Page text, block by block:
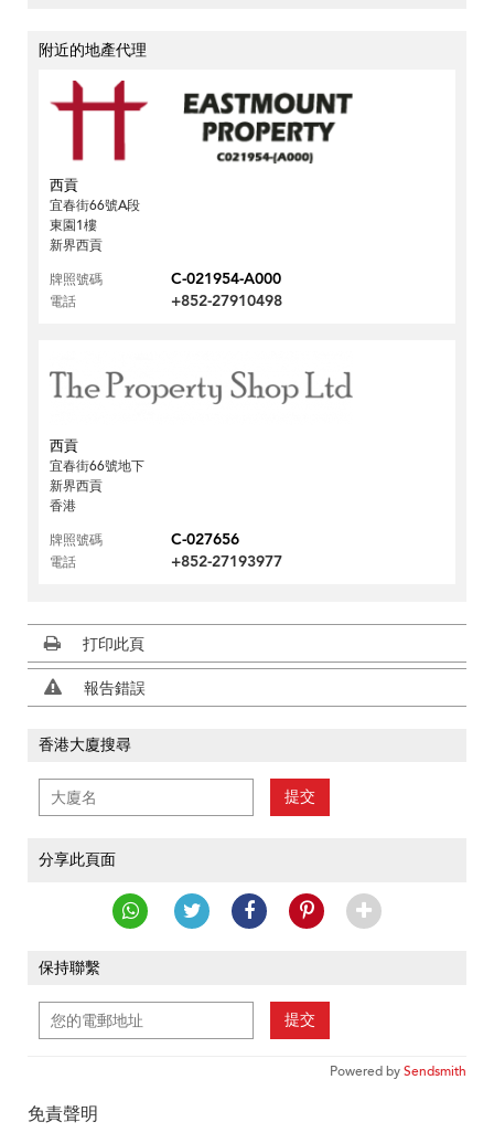
附近的地產代理
西貢
宜春街66號A段
東園1樓
新界西貢
牌照號碼
C-021954-A000
電話 +852-27910498
西貢
宜春街66號地下
新界西貢
香港
牌照號碼
C-027656
電話 +852-27193977
打印此頁
報告錯誤
香港大廈搜尋
提交
分享此頁面
保持聯繫
提交
Powered bySendsmith
免責聲明